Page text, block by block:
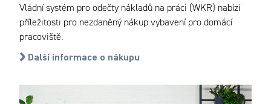
Vládní systém pro odečty nákladů na práci (WKR) nabízí
příležitosti pro nezdaněný nákup vybavení pro domácí
pracoviště.
Další informace o nákupu